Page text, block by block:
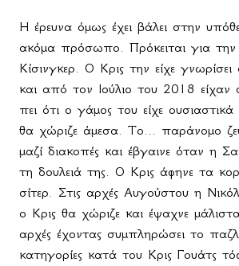
Η έρευνα όμως έχει βάλει στην
ακόμα πρόσωπο. Πρόκειται για την
Κίσινγκερ. Ο Κρις την είχε
και από τον Ιούλιο του 2018 είχαν
πει ότι ο γάμος του είχε ουσιαστικά
θα χώριζε άμεσα. Το... παράνομο
μαζί διακοπές και έβγαινε όταν η
τη δουλειά της. Ο Κρις άφηνε τα
σίτερ. Στις αρχές Αυγούστου η Νικόλ
ο Κρις θα χώριζε και έψαχνε
αρχές έχοντας συμπληρώσει το
κατηγορίες κατά του Κρις Γουάτς